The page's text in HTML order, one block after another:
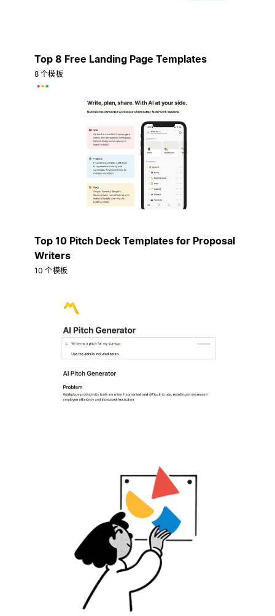
Top 8 Free Landing Page Templates
8 个模板
Top 10 Pitch Deck Templates for Proposal
Writers
10 个模板